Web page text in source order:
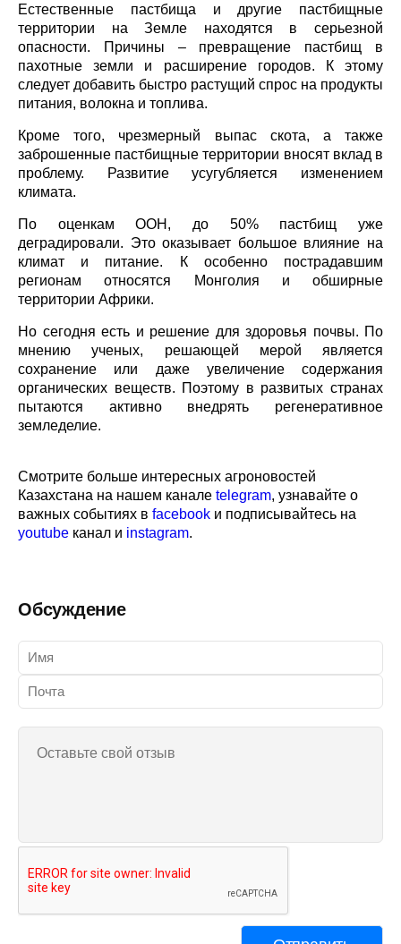
Естественные пастбища и другие пастбищные
территории на Земле находятся в серьезной
опасности. Причины – превращение пастбищ в
пахотные земли и расширение городов. К этому
следует добавить быстро растущий спрос на
продукты питания, волокна и топлива.
Кроме того, чрезмерный выпас скота, а также
заброшенные пастбищные территории вносят вклад в
проблему. Развитие усугубляется изменением климата.
Это оказывает большое влияние на климат и питание.
К особенно пострадавшим регионам относятся
Монголия и обширные территории Африки.
Но сегодня есть и решение для здоровья почвы. По
сохранение или даже увеличение содержания
органических веществ. Поэтому в развитых странах
пытаются активно внедрять регенеративное
земледелие.
важных событиях вfacebookи подписывайтесь на
youtubeканал иinstagram.